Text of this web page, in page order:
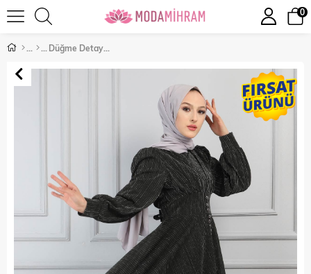
0
Düğme Detaylı Simli Abiye Haki 13200